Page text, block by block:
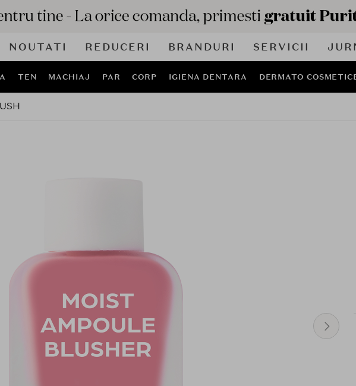
NOUTATI REDUCERI BRANDURI SERVICII
TEN MACHIAJ PAR CORP IGIENA DENTARA DERMATO